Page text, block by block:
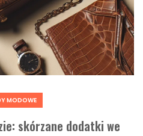
MODOWE
skórzane dodatki we